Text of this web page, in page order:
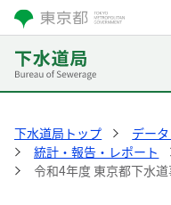
下水道局トップ
デー
統計・報告・レポート
令和4年度 東京都下水